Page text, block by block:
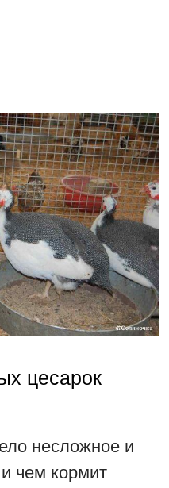
цесарок
несложное и
чем кормит